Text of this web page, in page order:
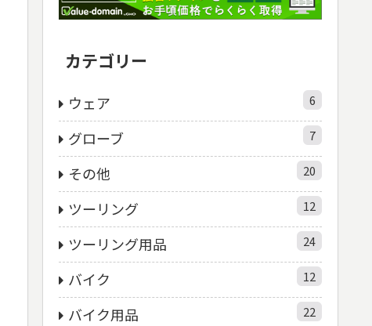
カテゴリー
ウェア 6
グローブ 7
その他 20
ツーリング 12
ツーリング用品 24
バイク 12
バイク用品 22